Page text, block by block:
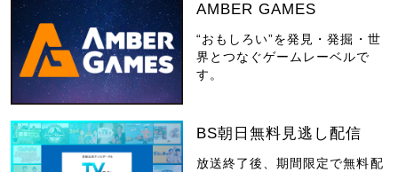
AMBER GAMES
“おもしろい”を発見・発掘・世
界とつなぐゲームレーベルで
す。
BS朝日無料見逃し配信
放送終了後、期間限定で無料配